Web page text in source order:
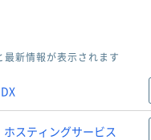
最新情報が表示されます
スティングサービス